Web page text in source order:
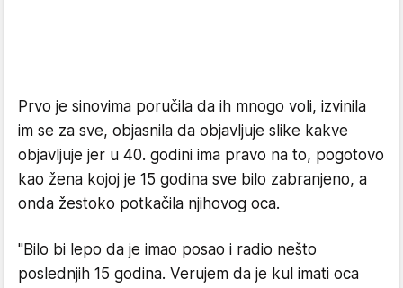
Prvo je sinovima poručila da ih mnogo voli, izvinila
im se za sve, objasnila da objavljuje slike kakve
objavljuje jer u 40. godini ima pravo na to, pogotovo
kao žena kojoj je 15 godina sve bilo zabranjeno, a
onda žestoko potkačila njihovog oca.
"Bilo bi lepo da je imao posao i radio nešto
poslednjih 15 godina. Verujem da je kul imati oca